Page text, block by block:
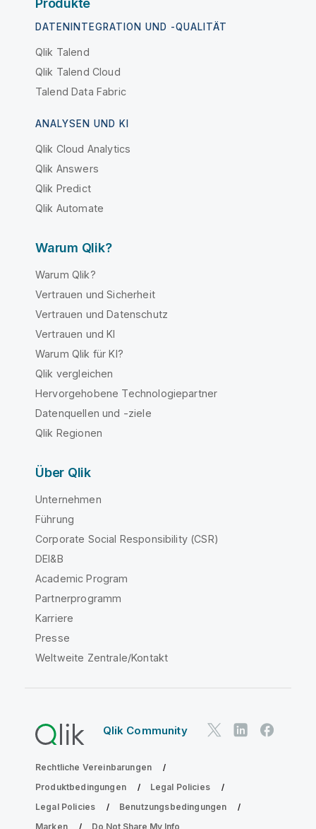
DATENINTEGRATION UND -QUALITÄT
Qlik Talend
Qlik Talend Cloud
Talend Data Fabric
ANALYSEN UND KI
Qlik Cloud Analytics
Qlik Answers
Qlik Predict
Qlik Automate
Warum Qlik?
Warum Qlik?
Vertrauen und Sicherheit
Vertrauen und Datenschutz
Vertrauen und KI
Warum Qlik für KI?
Qlik vergleichen
Hervorgehobene Technologiepartner
Datenquellen und -ziele
Qlik Regionen
Über Qlik
Unternehmen
Führung
Corporate Social Responsibility (CSR)
DEI&B
Academic Program
Partnerprogramm
Karriere
Presse
Weltweite Zentrale/Kontakt
Qlik Community
Rechtliche Vereinbarungen
Produktbedingungen
Legal Policies
Legal Policies
Benutzungsbedingungen
Marken
Do Not Share My Info